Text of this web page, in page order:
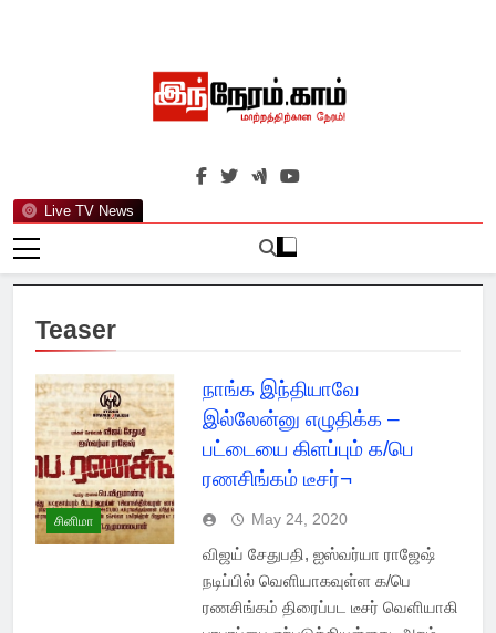
Live TV News
இந்நேரம்.காம்
செய்திகளுக்கு அப்பால்…
Teaser
சினிமா
நாங்க இந்தியாவே
இல்லேன்னு எழுதிக்க –
பட்டையை கிளப்பும் க/பெ
ரணசிங்கம் டீசர்¬
May 24, 2020
விஜய் சேதுபதி, ஐஸ்வர்யா ராஜேஷ்
நடிப்பில் வெளியாகவுள்ள க/பெ
ரணசிங்கம் திரைப்பட டீசர் வெளியாகி